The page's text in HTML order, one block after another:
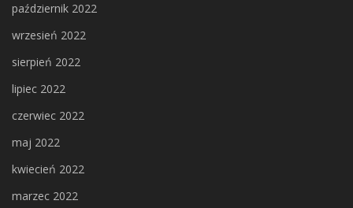
październik 2022
wrzesień 2022
sierpień 2022
lipiec 2022
czerwiec 2022
maj 2022
kwiecień 2022
marzec 2022